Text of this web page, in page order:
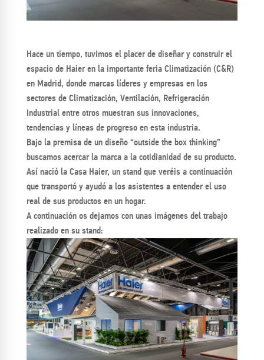
Hace un tiempo, tuvimos el placer de diseñar y construir el
espacio de Haier en la importante feria Climatización (C&R)
en Madrid, donde marcas líderes y empresas en los
sectores de Climatización, Ventilación, Refrigeración
Industrial entre otros muestran sus innovaciones,
tendencias y líneas de progreso en esta industria.
Bajo la premisa de un diseño “outside the box thinking”
buscamos acercar la marca a la cotidianidad de su producto.
Así nació la Casa Haier, un stand que veréis a continuación
que transportó y ayudó a los asistentes a entender el uso
real de sus productos en un hogar.
A continuación os dejamos con unas imágenes del trabajo
realizado en su stand: